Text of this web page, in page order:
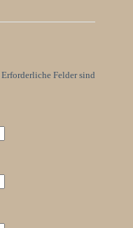
Erforderliche Felder sind